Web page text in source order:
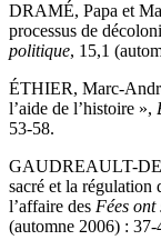
DRAMÉ, Papa et
processus de
politique, 15,1
ÉTHIER, Marc-
l’aide de l’histoire »,
53-58.
GAUDREAULT-
sacré et la régulation
l’affaire des Fées ont
(automne 2006) : 37-